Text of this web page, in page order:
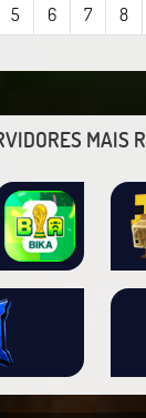
5 6 7 8
MAIS